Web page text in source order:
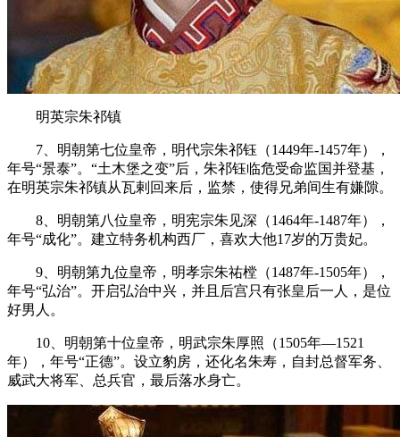
明英宗朱祁镇
7、明朝第七位皇帝，明代宗朱祁钰（1449年-1457年），
年号“景泰”。“土木堡之变”后，朱祁钰临危受命监国并登基，
在明英宗朱祁镇从瓦剌回来后，监禁，使得兄弟间生有嫌隙。
8、明朝第八位皇帝，明宪宗朱见深（1464年-1487年），
年号“成化”。建立特务机构西厂，喜欢大他17岁的万贵妃。
9、明朝第九位皇帝，明孝宗朱祐樘（1487年-1505年），
年号“弘治”。开启弘治中兴，并且后宫只有张皇后一人，是位
好男人。
10、明朝第十位皇帝，明武宗朱厚照（1505年—1521
年），年号“正德”。设立豹房，还化名朱寿，自封总督军务、
威武大将军、总兵官，最后落水身亡。